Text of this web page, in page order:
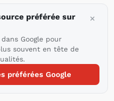
préférée sur
Google pour
souvent en tête de
préférées Google